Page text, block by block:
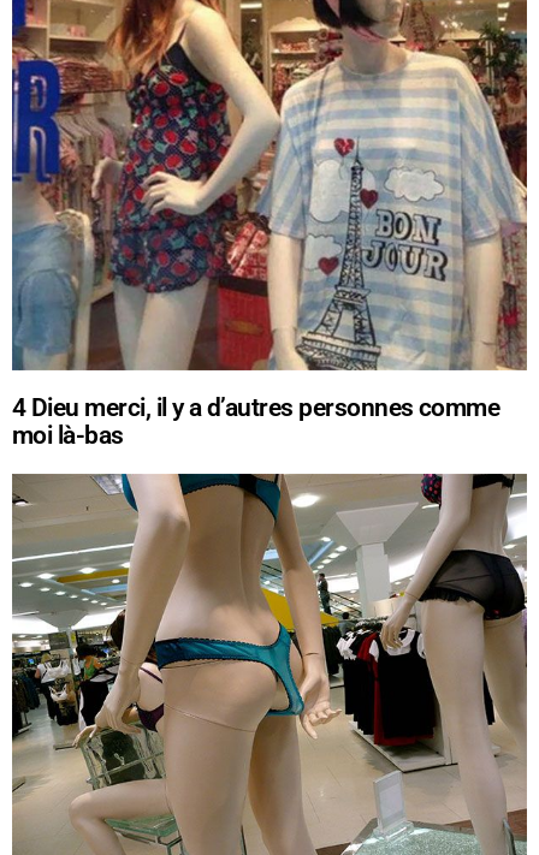
4 Dieu merci, il y a d’autres personnes comme
moi là-bas